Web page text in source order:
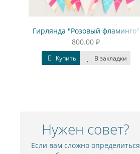
Гирлянда "Розовый фламинго"
800.00 ₽
Купить В закладки
Нужен совет?
Если вам сложно определиться